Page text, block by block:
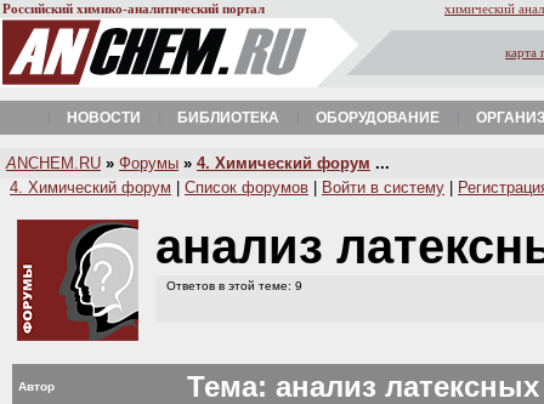
Российский химико-аналитический портал химический
карта
НОВОСТИ БИБЛИОТЕКА ОБОРУДОВАНИЕ
A NCHEM.RU » Форумы » 4. Химический форум ...
4. Химический форум
Список форумов Войти в систему
анализ
Ответов в этой теме: 9
Автор Тема: анализ